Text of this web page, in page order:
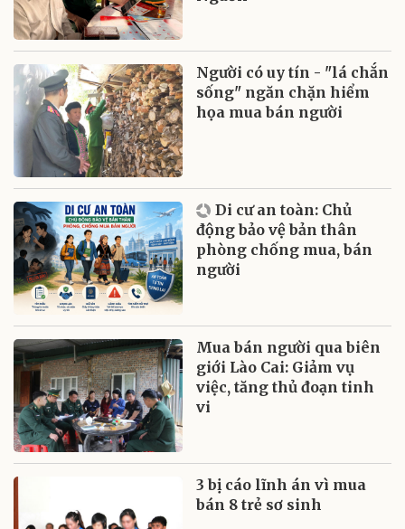
Người có uy tín - "lá chắn
sống" ngăn chặn hiểm
họa mua bán người
Di cư an toàn: Chủ
động bảo vệ bản thân
phòng chống mua, bán
người
Mua bán người qua biên
giới Lào Cai: Giảm vụ
việc, tăng thủ đoạn tinh
vi
3 bị cáo lĩnh án vì mua
bán 8 trẻ sơ sinh